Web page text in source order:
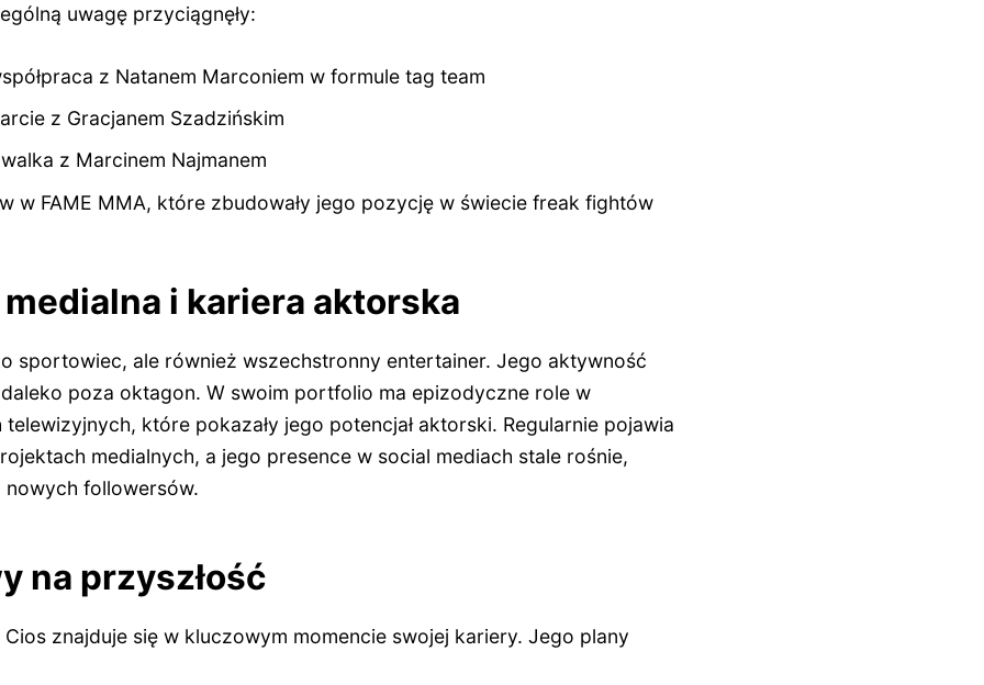
uwagę przyciągnęły:
z Natanem Marconiem w formule tag team
z Gracjanem Szadzińskim
z Marcinem Najmanem
w FAME MMA, które zbudowały jego pozycję w świecie freak fightów
medialna i kariera aktorska
sportowiec, ale również wszechstronny entertainer. Jego aktywność
poza oktagon. W swoim portfolio ma epizodyczne role w
które pokazały jego potencjał aktorski. Regularnie pojawia
medialnych, a jego presence w social mediach stale rośnie,
followersów.
na przyszłość
znajduje się w kluczowym momencie swojej kariery. Jego plany